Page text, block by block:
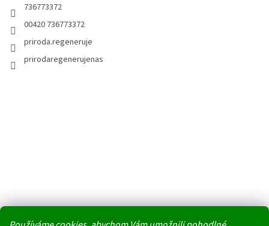
736773372
00420 736773372
priroda.regeneruje
prirodaregenerujenas